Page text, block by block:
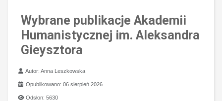
Wybrane publikacje Akademii
Humanistycznej im. Aleksandra
Gieysztora
Szczegóły
Autor:Anna Leszkowska
Opublikowano: 06 sierpień 2026
Odsłon: 5630